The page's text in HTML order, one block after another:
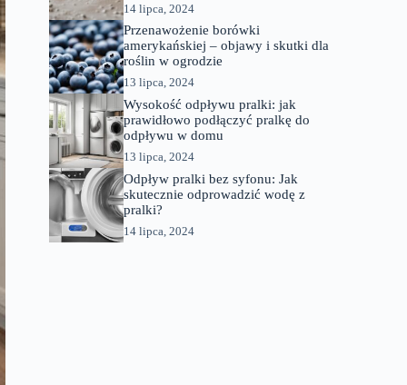
14 lipca, 2024
Przenawożenie borówki
amerykańskiej – objawy i skutki dla
roślin w ogrodzie
13 lipca, 2024
Wysokość odpływu pralki: jak
prawidłowo podłączyć pralkę do
odpływu w domu
13 lipca, 2024
Odpływ pralki bez syfonu: Jak
skutecznie odprowadzić wodę z
pralki?
14 lipca, 2024